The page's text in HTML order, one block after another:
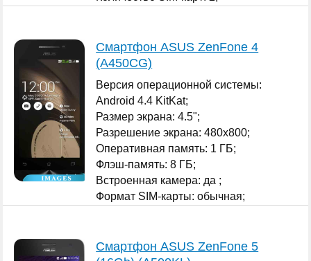
Смартфон ASUS ZenFone 4
(A450CG)
Версия операционной системы:
Android 4.4 KitKat;
Размер экрана: 4.5";
Разрешение экрана: 480x800;
Оперативная память: 1 ГБ;
Флэш-память: 8 ГБ;
Встроенная камера: да ;
Формат SIM-карты: обычная;
Смартфон ASUS ZenFone 5